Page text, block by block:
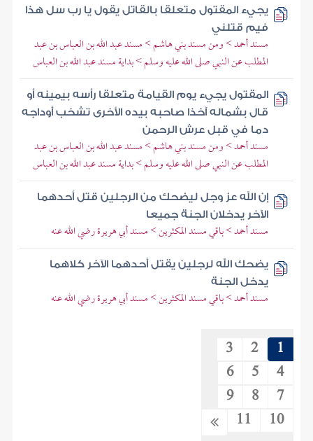
يجيء المقتول متعلقا بالقاتل يقول يا رب سل هذا
فيم قتلني
مسند أحمد > ومن مسند بني هاشم > مسند عبد الله بن العباس بن عبد
المطلب عن النبي صلى الله عليه وسلم > بداية مسند عبد الله بن العباس
المقتول يجيء يوم القيامة متعلقا رأسه بيمينه أو
قال بشماله آخذا صاحبه بيده الأخرى تشخب أوداجه
دما في قبل عرش الرحمن
مسند أحمد > ومن مسند بني هاشم > مسند عبد الله بن العباس بن عبد
المطلب عن النبي صلى الله عليه وسلم > بداية مسند عبد الله بن العباس
إن الله عز وجل ليضحك من الرجلين قتل أحدهما
الآخر يدخلان الجنة جميعا
مسند أحمد > باقي مسند المكثرين > مسند أبي هريرة رضي الله عنه
يضحك الله لرجلين يقتل أحدهما الآخر كلاهما
يدخل الجنة
مسند أحمد > باقي مسند المكثرين > مسند أبي هريرة رضي الله عنه
1
2
3
4
5
6
7
8
9
10
11